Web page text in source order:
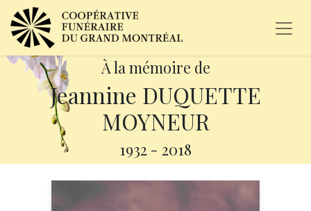
À la mémoire de
Jeannine DUQUETTE
MOYNEUR
1932 - 2018